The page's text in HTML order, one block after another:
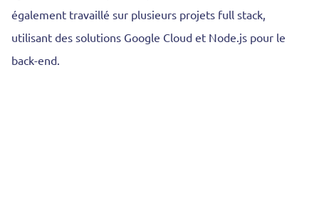
également travaillé sur plusieurs projets full stack,
utilisant des solutions Google Cloud et Node.js pour le
back-end.